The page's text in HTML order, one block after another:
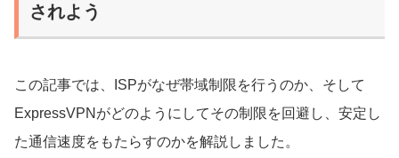
されよう
この記事では、ISPがなぜ帯域制限を行うのか、そして
ExpressVPNがどのようにしてその制限を回避し、安定し
た通信速度をもたらすのかを解説しました。